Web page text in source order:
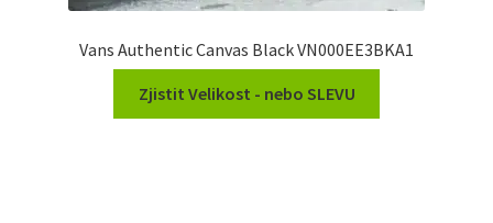
Vans Authentic Canvas Black VN000EE3BKA1
Zjistit Velikost - nebo SLEVU